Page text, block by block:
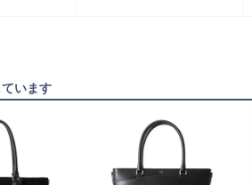
います